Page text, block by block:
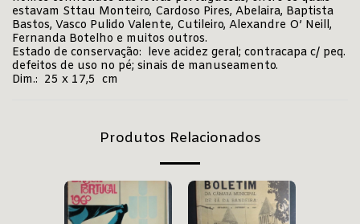
estavam Sttau Monteiro, Cardoso Pires, Abelaira, Baptista
Bastos, Vasco Pulido Valente, Cutileiro, Alexandre O’ Neill,
Fernanda Botelho e muitos outros.
Estado de conservação: leve acidez geral; contracapa c/ peq.
defeitos de uso no pé; sinais de manuseamento.
Dim.: 25 x 17,5 cm
Produtos Relacionados